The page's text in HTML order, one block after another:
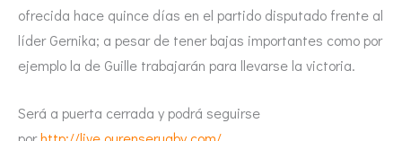
ofrecida hace quince días en el partido disputado frente al
líder Gernika; a pesar de tener bajas importantes como por
ejemplo la de Guille trabajarán para llevarse la victoria.
Será a puerta cerrada y podrá seguirse